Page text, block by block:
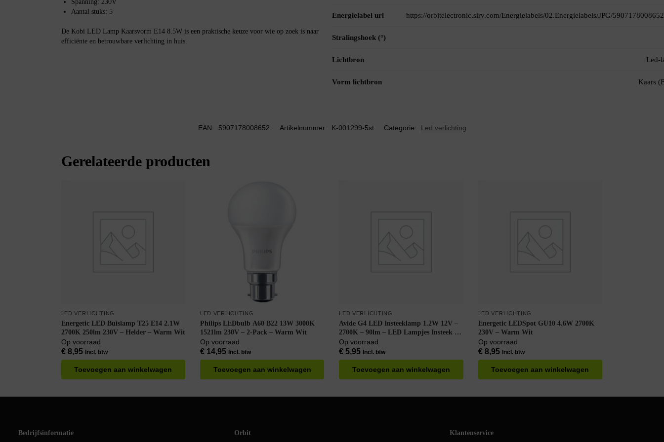
Spanning: 230V
Aantal stuks: 5
De Kobi LED Lamp Kaarsvorm E14 8.5W is een praktische keuze voor wie op zoek is naar
efficiënte en betrouwbare verlichting in huis.
Energielabel url https://orbitelectronic.sirv.com/Energielabels/02.Energielabels/JPG/
Stralingshoek (°)
Lichtbron Led-
Vorm lichtbron Kaars
EAN: 5907178008652 Artikelnummer: K-001299-5st Categorie: Led verlichting
Gerelateerde producten
LED VERLICHTING
Energetic LED Buislamp T25 E14 2.1W
2700K 250lm 230V – Helder – Warm Wit
Op voorraad
€8,95 Incl. btw
Toevoegen aan winkelwagen
LED VERLICHTING
Philips LEDbulb A60 B22 13W 3000K
1521lm 230V – 2-Pack – Warm Wit
Op voorraad
€14,95 Incl. btw
Toevoegen aan winkelwagen
LED VERLICHTING
Avide G4 LED Insteeklamp 1.2W 12V –
2700K – 90lm – LED Lampjes Insteek –
Warm Wit – Vervangt 10W lamp
Op voorraad
€ 5,95 Incl. btw
Toevoegen aan winkelwagen
LED VERLICHTING
Energetic LEDSpot GU10 4.6W 2700K
230V – Warm Wit
Op voorraad
€8,95 Incl. btw
Toevoegen aan winkelwagen
Bedrijfsinformatie Orbit Klantenservice